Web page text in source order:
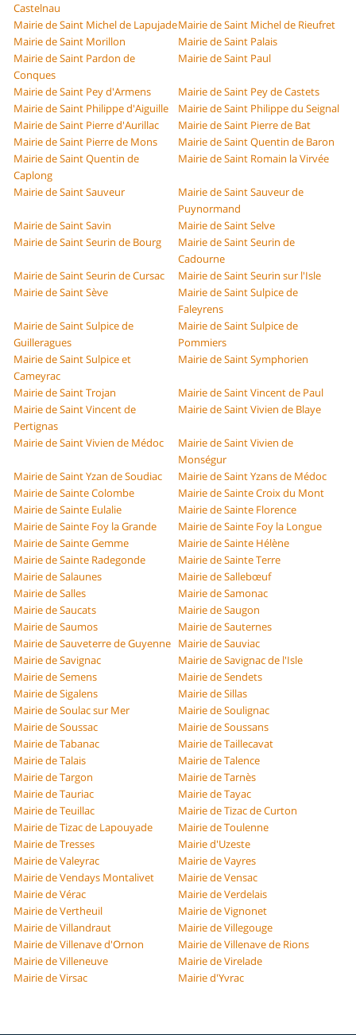
Castelnau
Mairie de Saint Michel de LapujadeMairie de Saint Michel de Rieufret
Mairie de Saint Morillon
Mairie de Saint Palais
Mairie de Saint Pardon de
Conques
Mairie de Saint Paul
Mairie de Saint Pey d'Armens
Mairie de Saint Pey de Castets
Mairie de Saint Philippe d'Aiguille
Mairie de Saint Philippe du Seignal
Mairie de Saint Pierre d'Aurillac
Mairie de Saint Pierre de Bat
Mairie de Saint Pierre de Mons
Mairie de Saint Quentin de Baron
Mairie de Saint Quentin de
Caplong
Mairie de Saint Romain la Virvée
Mairie de Saint Sauveur
Mairie de Saint Sauveur de
Puynormand
Mairie de Saint Savin
Mairie de Saint Selve
Mairie de Saint Seurin de Bourg
Mairie de Saint Seurin de
Cadourne
Mairie de Saint Seurin de Cursac
Mairie de Saint Seurin sur l'Isle
Mairie de Saint Sève
Mairie de Saint Sulpice de
Faleyrens
Mairie de Saint Sulpice de
Guilleragues
Mairie de Saint Sulpice de
Pommiers
Mairie de Saint Sulpice et
Cameyrac
Mairie de Saint Symphorien
Mairie de Saint Trojan
Mairie de Saint Vincent de Paul
Mairie de Saint Vincent de
Pertignas
Mairie de Saint Vivien de Blaye
Mairie de Saint Vivien de Médoc
Mairie de Saint Vivien de
Monségur
Mairie de Saint Yzan de Soudiac
Mairie de Saint Yzans de Médoc
Mairie de Sainte Colombe
Mairie de Sainte Croix du Mont
Mairie de Sainte Eulalie
Mairie de Sainte Florence
Mairie de Sainte Foy la Grande
Mairie de Sainte Foy la Longue
Mairie de Sainte Gemme
Mairie de Sainte Hélène
Mairie de Sainte Radegonde
Mairie de Sainte Terre
Mairie de Salaunes
Mairie de Sallebœuf
Mairie de Salles
Mairie de Samonac
Mairie de Saucats
Mairie de Saugon
Mairie de Saumos
Mairie de Sauternes
Mairie de Sauveterre de Guyenne Mairie de Sauviac
Mairie de Savignac
Mairie de Savignac de l'Isle
Mairie de Semens
Mairie de Sendets
Mairie de Sigalens
Mairie de Sillas
Mairie de Soulac sur Mer
Mairie de Soulignac
Mairie de Soussac
Mairie de Soussans
Mairie de Tabanac
Mairie de Taillecavat
Mairie de Talais
Mairie de Talence
Mairie de Targon
Mairie de Tarnès
Mairie de Tauriac
Mairie de Tayac
Mairie de Teuillac
Mairie de Tizac de Curton
Mairie de Tizac de Lapouyade
Mairie de Toulenne
Mairie de Tresses
Mairie d'Uzeste
Mairie de Valeyrac
Mairie de Vayres
Mairie de Vendays Montalivet
Mairie de Vensac
Mairie de Vérac
Mairie de Verdelais
Mairie de Vertheuil
Mairie de Vignonet
Mairie de Villandraut
Mairie de Villegouge
Mairie de Villenave d'Ornon
Mairie de Villenave de Rions
Mairie de Villeneuve
Mairie de Virelade
Mairie de Virsac
Mairie d'Yvrac